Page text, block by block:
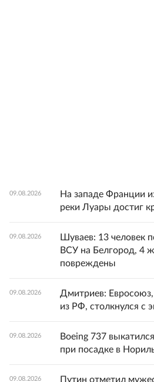
09.08.2026
На западе Франции
реки Луары достиг
09.08.2026
Шуваев: 13 человек
ВСУ на Белгород, 4
повреждены
09.08.2026
Дмитриев: Евросоюз,
из РФ, столкнулся с
09.08.2026
Boeing 737
при посадке в
09.08.2026
Путин отметил